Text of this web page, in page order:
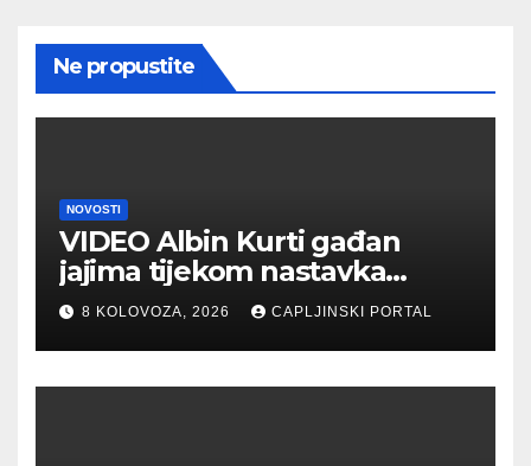
Ne propustite
NOVOSTI
VIDEO Albin Kurti gađan
jajima tijekom nastavka
konstituirajuće sjednice
Skupštine Kosova
8 KOLOVOZA, 2026 CAPLJINSKI PORTAL